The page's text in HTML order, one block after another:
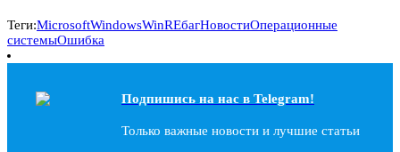
Теги:MicrosoftWindowsWinREбагНовостиОперационные
системыОшибка
Подпишись на наc в Telegram!
Только важные новости и лучшие статьи